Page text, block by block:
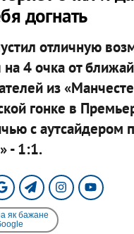
догнать
отличную
на 4 очка от
из
гонке в
с аутсайдером
- 1:1.
як бажане